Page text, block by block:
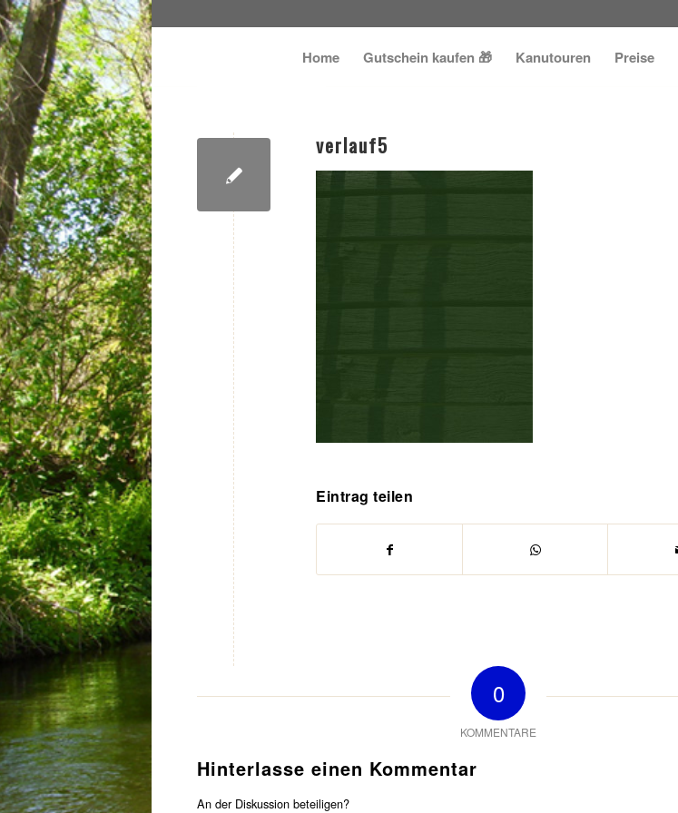
Home Gutschein kaufen 🎁 Kanutouren Preise
verlauf5
Eintrag teilen
0
KOMMENTARE
Hinterlasse einen Kommentar
An der Diskussion beteiligen?